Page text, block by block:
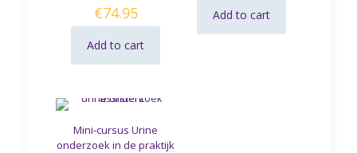
€74.95
Add to cart
Add to cart
Mini-cursus Urine
onderzoek in de praktijk